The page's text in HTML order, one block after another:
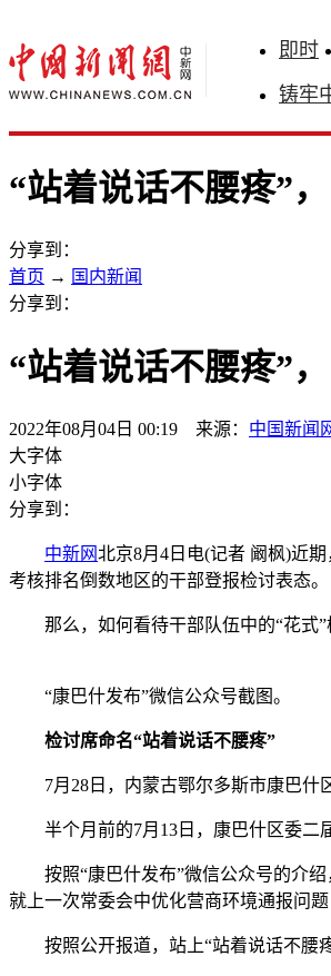
即时
铸牢
“站着说话不腰疼”
分享到：
首页 → 国内新闻
分享到：
“站着说话不腰疼”
2022年08月04日 00:19 来源： 中国新闻
大字体
小字体
分享到：
中新网北京8月4日电(记者 阚枫)近
考核排名倒数地区的干部登报检讨表态。
那么，如何看待干部队伍中的“花式”
“康巴什发布”微信公众号截图。
检讨席命名“站着说话不腰疼”
7月28日，内蒙古鄂尔多斯市康巴什区
半个月前的7月13日，康巴什区委二届
按照“康巴什发布”微信公众号的介绍
就上一次常委会中优化营商环境通报问题
按照公开报道，站上“站着说话不腰疼